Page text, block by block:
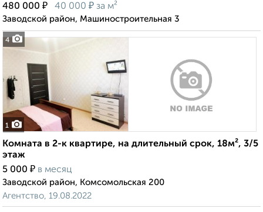
4
480 000 ₽ 40 000 ₽ за м²
Заводской район, Машиностроительная 3
1
Комната в 2-к квартире, на длительный срок, 18м², 3/5
этаж
5 000 ₽ в месяц
Заводской район, Комсомольская 200
Агентство, 19.08.2022